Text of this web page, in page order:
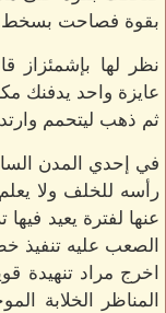
بقوة فصاحت
نظر لها بإشمئزاز
عايزة واحد يدفنك
ثم ذهب ليتحمم
في إحدي المدن
رأسه للخلف ولا
عنها لفترة يعيد
الصعب عليه تنفيذ
اخرج مراد تنهيدة
المناظر الخلابة